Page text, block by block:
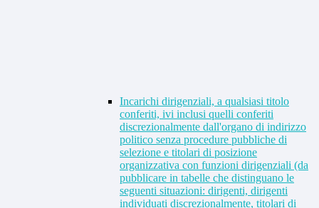
Incarichi dirigenziali, a qualsiasi titolo
conferiti, ivi inclusi quelli conferiti
discrezionalmente dall'organo di indirizzo
politico senza procedure pubbliche di
selezione e titolari di posizione
organizzativa con funzioni dirigenziali (da
pubblicare in tabelle che distinguano le
seguenti situazioni: dirigenti, dirigenti
individuati discrezionalmente, titolari di